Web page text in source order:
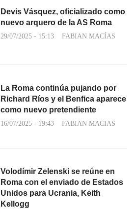
Devis Vásquez, oficializado como
nuevo arquero de la AS Roma
29/07/2025 - 15:13 FABIAN MACÍAS
La Roma continúa pujando por
Richard Ríos y el Benfica aparece
como nuevo pretendiente
16/07/2025 - 19:43 FABIAN MACIAS
Volodímir Zelenski se reúne en
Roma con el enviado de Estados
Unidos para Ucrania, Keith
Kellogg